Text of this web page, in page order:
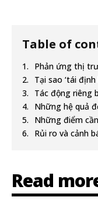
Table of
Phản ứng thị
Tại sao ‘tái
Tác động riêng
Những hệ quả
Những điểm
Rủi ro và cảnh
Read